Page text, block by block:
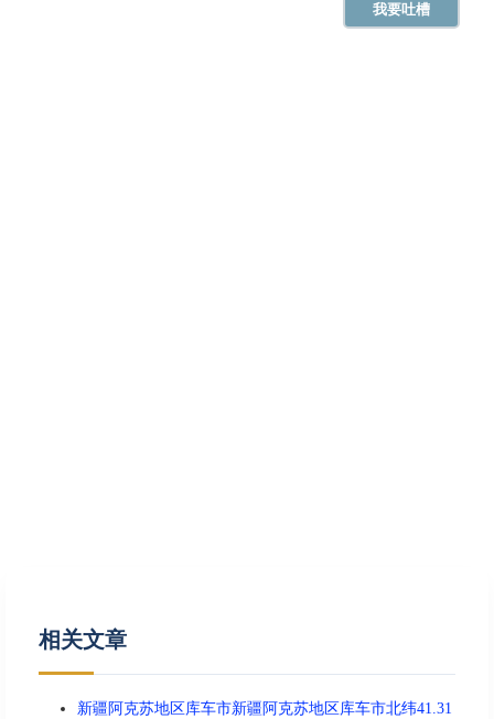
相关文章
新疆阿克苏地区库车市新疆阿克苏地区库车市北纬41.31